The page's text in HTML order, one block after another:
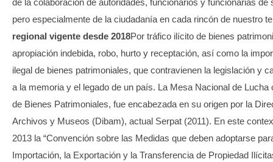
de la colaboración de autoridades, funcionarios y funcionarias de
pero especialmente de la ciudadanía en cada rincón de nuestro
regional vigente desde 2018Por tráfico ilícito de bienes
apropiación indebida, robo, hurto y receptación, así como la
ilegal de bienes patrimoniales, que contravienen la legislación y
a la memoria y el legado de un país. La Mesa Nacional de Lucha
de Bienes Patrimoniales, fue encabezada en su origen por la
Archivos y Museos (Dibam), actual Serpat (2011). En este
2013 la “Convención sobre las Medidas que deben adoptarse
Importación, la Exportación y la Transferencia de Propiedad